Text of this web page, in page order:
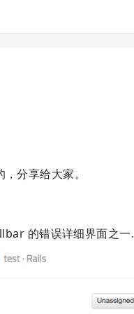
分享给大家。
的错误详细界面之一.